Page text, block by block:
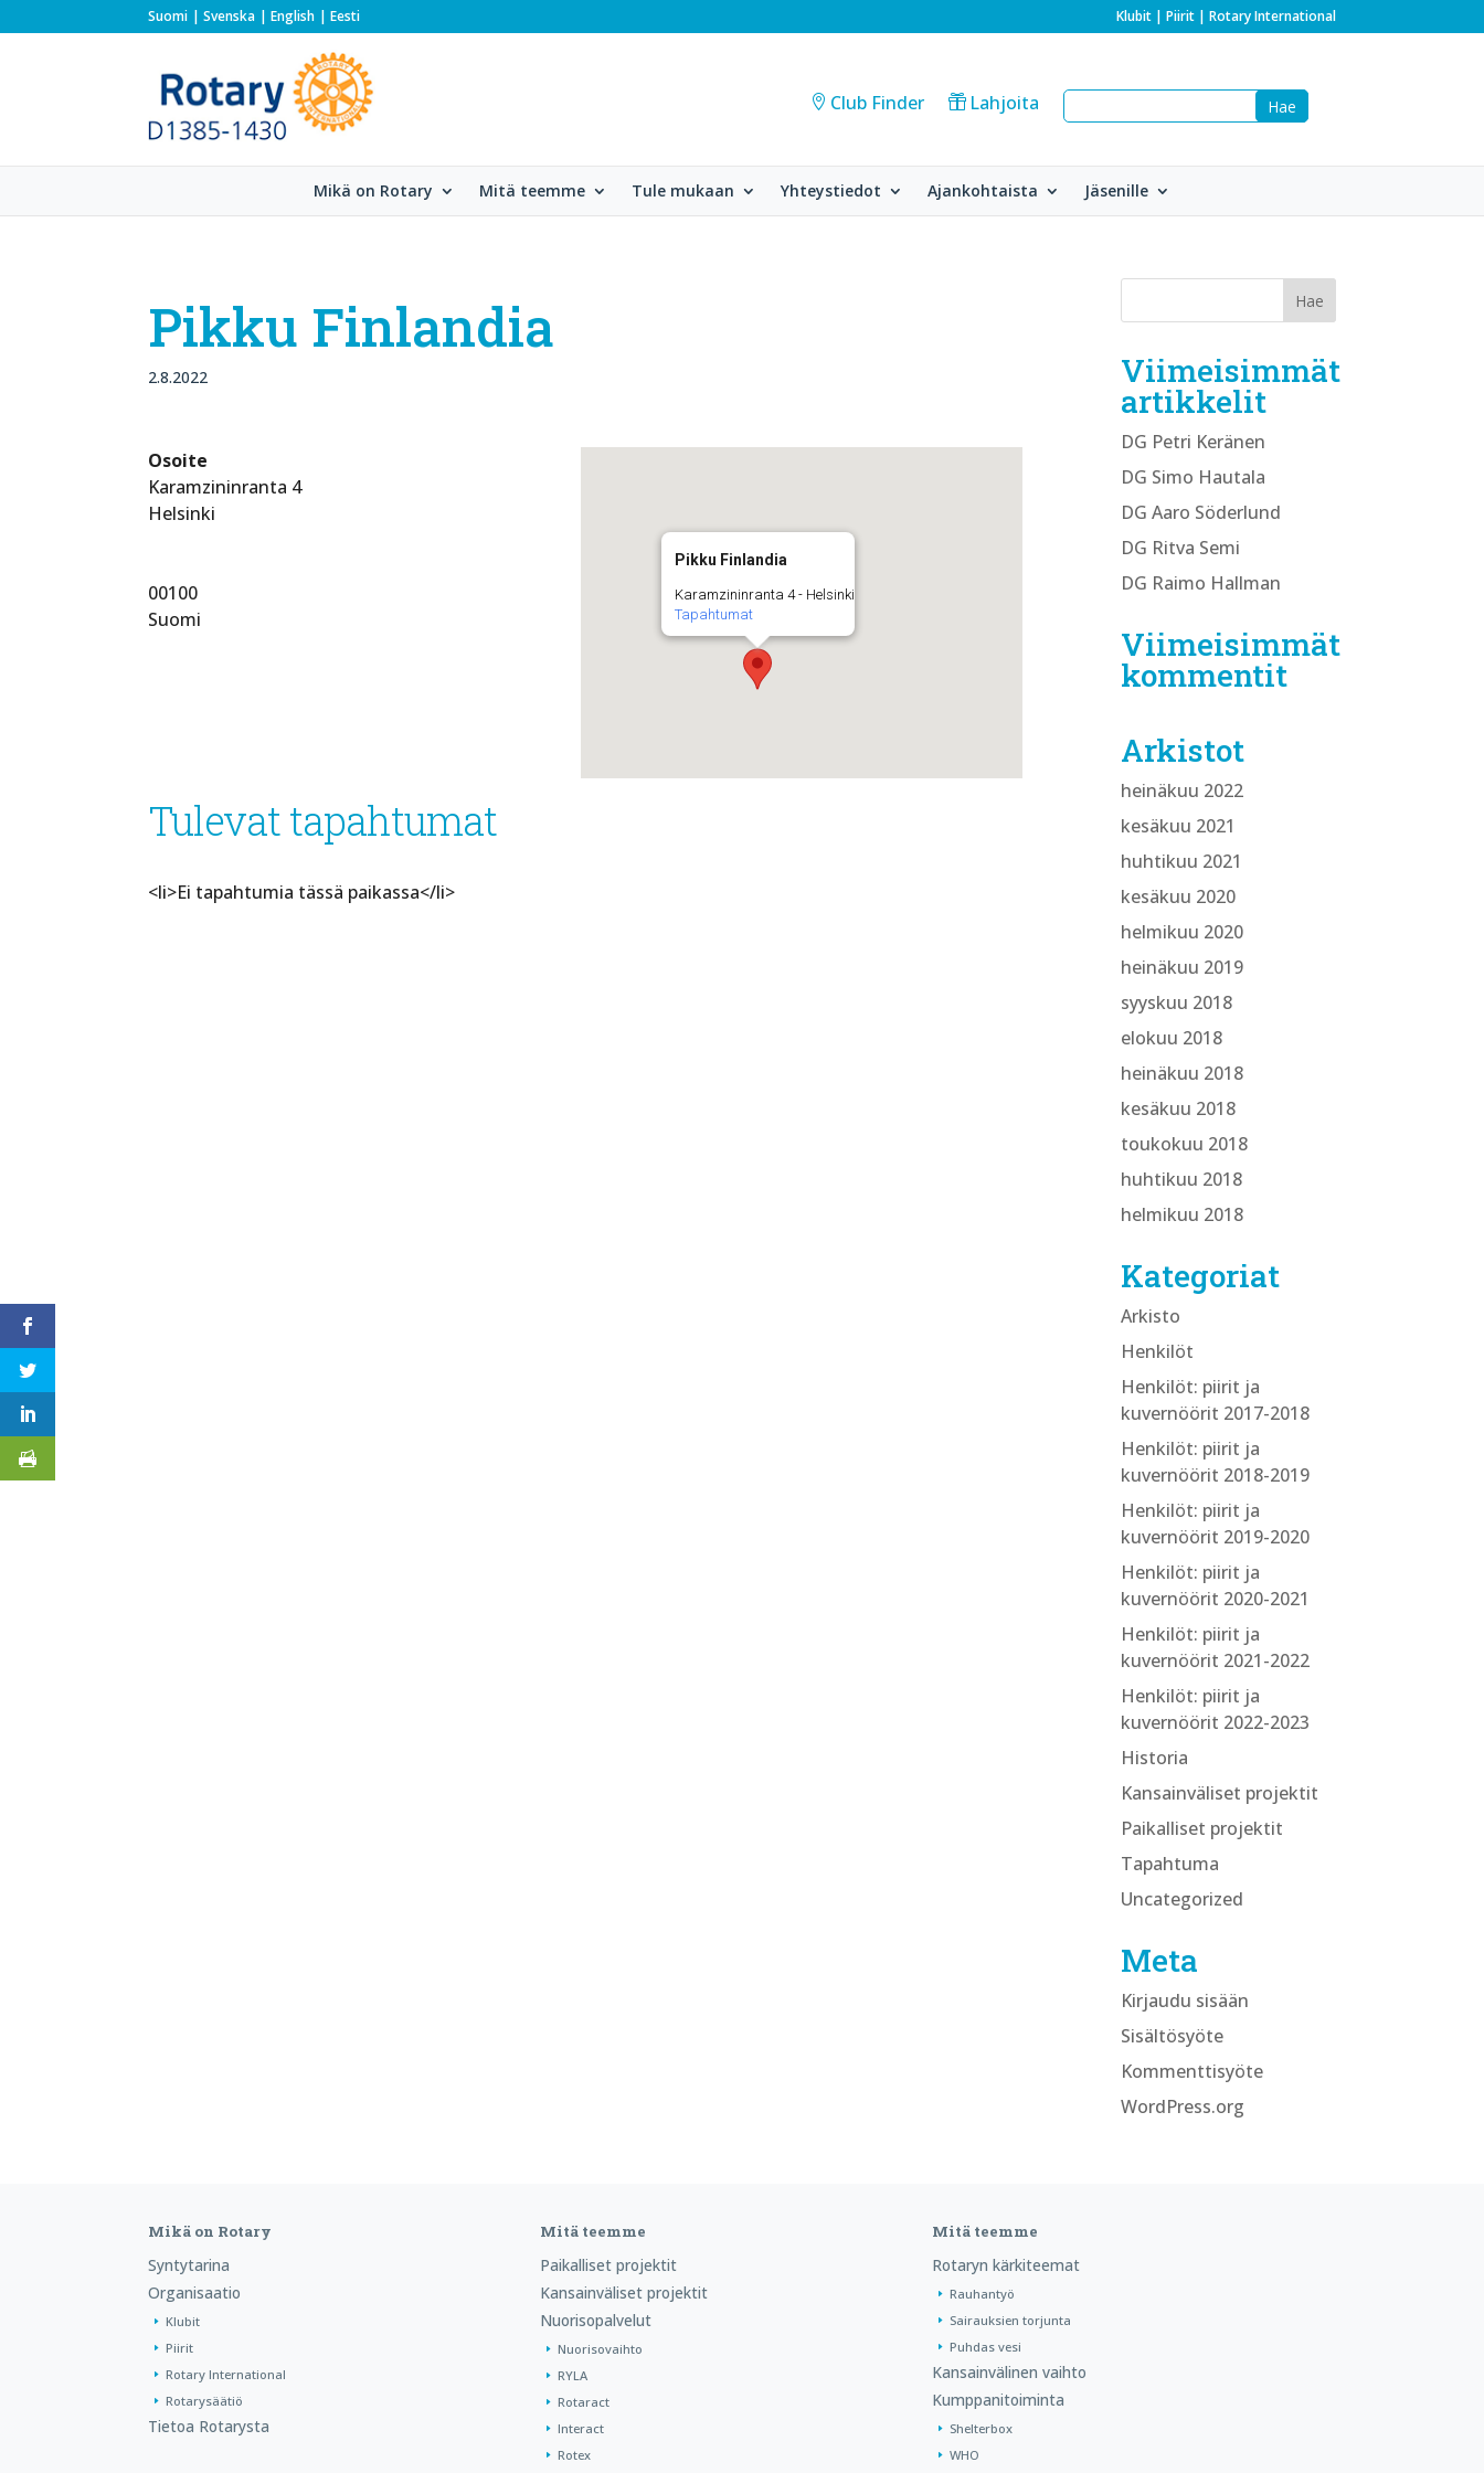
Suomi Svenska English Eesti Klubit| Piirit| Rotary International
Club Finder Lahjoita
Mikä on Rotary Mitä teemme Tule mukaan Yhteystiedot Ajankohtaista Jäsenille
Pikku Finlandia
2.8.2022
Pikku Finlandia
Karamzininranta 4 - Helsinki
Tapahtumat
Osoite
Karamzininranta 4
Helsinki
00100
Suomi
Tulevat tapahtumat
<li>Ei tapahtumia tässä paikassa</li>
Viimeisimmät
artikkelit
DG Petri Keränen
DG Simo Hautala
DG Aaro Söderlund
DG Ritva Semi
DG Raimo Hallman
Viimeisimmät
kommentit
Arkistot
heinäkuu 2022
kesäkuu 2021
huhtikuu 2021
kesäkuu 2020
helmikuu 2020
heinäkuu 2019
syyskuu 2018
elokuu 2018
heinäkuu 2018
kesäkuu 2018
toukokuu 2018
huhtikuu 2018
helmikuu 2018
Kategoriat
Arkisto
Henkilöt
Henkilöt: piirit ja
kuvernöörit 2017-2018
Henkilöt: piirit ja
kuvernöörit 2018-2019
Henkilöt: piirit ja
kuvernöörit 2019-2020
Henkilöt: piirit ja
kuvernöörit 2020-2021
Henkilöt: piirit ja
kuvernöörit 2021-2022
Henkilöt: piirit ja
kuvernöörit 2022-2023
Historia
Kansainväliset projektit
Paikalliset projektit
Tapahtuma
Uncategorized
Meta
Kirjaudu sisään
Sisältösyöte
Kommenttisyöte
WordPress.org
Mikä on Rotary
Syntytarina
Organisaatio
Klubit
Piirit
Rotary International
Rotarysäätiö
Tietoa Rotarysta
Mitä teemme
Paikalliset projektit
Kansainväliset projektit
Nuorisopalvelut
Nuorisovaihto
RYLA
Rotaract
Interact
Rotex
Mitä teemme
Rotaryn kärkiteemat
Rauhantyö
Sairauksien torjunta
Puhdas vesi
Kansainvälinen vaihto
Kumppanitoiminta
Shelterbox
WHO